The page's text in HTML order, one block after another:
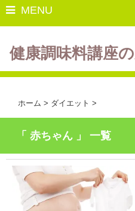
MENU
開催中の講座
ダイエット
レシピ
酵素ファスティング
健康調味料講座
ホーム > ダイエット >
「 赤ちゃん 」 一覧